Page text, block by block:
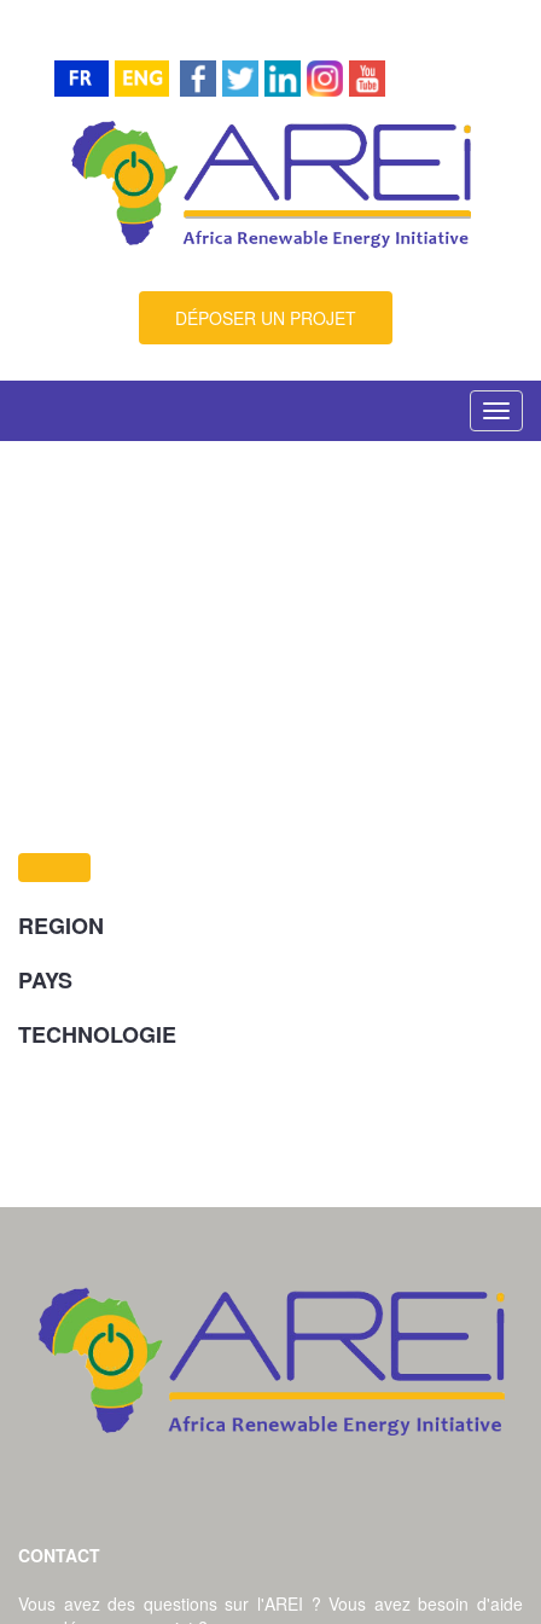
DÉPOSER UN PROJET
REGION
PAYS
TECHNOLOGIE
CONTACT
Vous avez des questions sur l'AREI ? Vous avez besoin d'aide